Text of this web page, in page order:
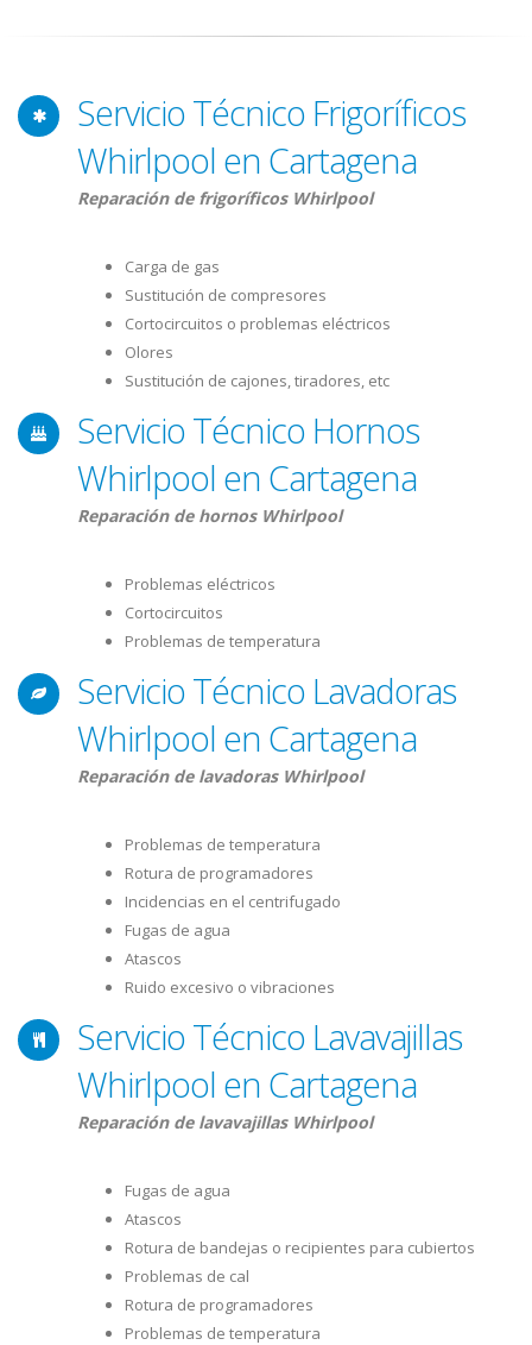
Servicio Técnico Frigoríficos
Whirlpool en Cartagena
Reparación de frigoríficos Whirlpool
Carga de gas
Sustitución de compresores
Cortocircuitos o problemas eléctricos
Olores
Sustitución de cajones, tiradores, etc
Servicio Técnico Hornos
Whirlpool en Cartagena
Reparación de hornos Whirlpool
Problemas eléctricos
Cortocircuitos
Problemas de temperatura
Servicio Técnico Lavadoras
Whirlpool en Cartagena
Reparación de lavadoras Whirlpool
Problemas de temperatura
Rotura de programadores
Incidencias en el centrifugado
Fugas de agua
Atascos
Ruido excesivo o vibraciones
Servicio Técnico Lavavajillas
Whirlpool en Cartagena
Reparación de lavavajillas Whirlpool
Fugas de agua
Atascos
Rotura de bandejas o recipientes para cubiertos
Problemas de cal
Rotura de programadores
Problemas de temperatura